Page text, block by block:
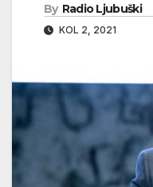
By Radio Ljubuški
KOL 2, 2021